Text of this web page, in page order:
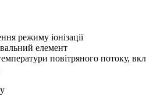
режиму іонізації
елемент
повітряного потоку,